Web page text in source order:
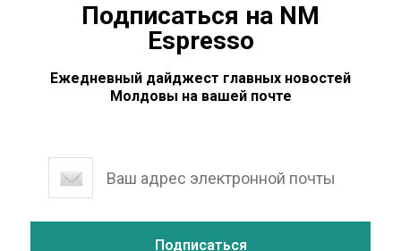
Подписаться на NM
Espresso
Ежедневный дайджест главных новостей
Молдовы на вашей почте